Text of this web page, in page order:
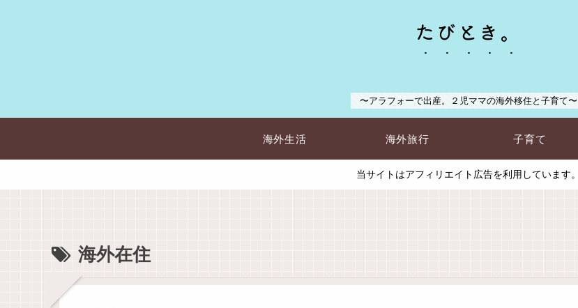
たびとき。
〜アラフォーで出産。２児ママの海外移住と子育て〜
海外生活 海外旅行 子育て
当サイトはアフィリエイト広告を利用しています。
海外在住